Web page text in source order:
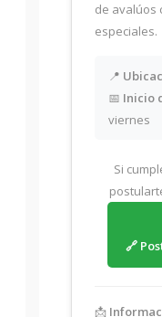
de avalúos
especiales.
📍
📅 Inicio
viernes
Si
🔗
📩